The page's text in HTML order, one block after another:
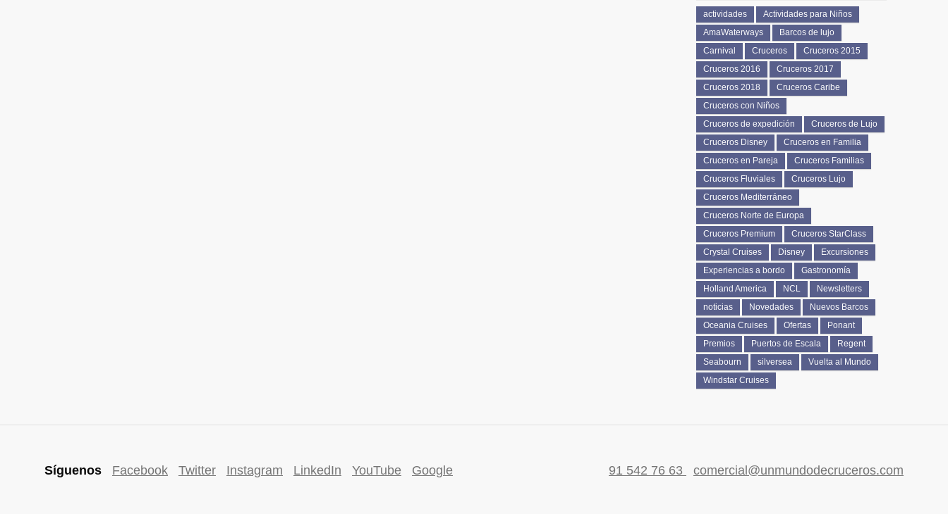
actividades
Actividades para Niños
AmaWaterways
Barcos de lujo
Carnival
Cruceros
Cruceros 2015
Cruceros 2016
Cruceros 2017
Cruceros 2018
Cruceros Caribe
Cruceros con Niños
Cruceros de expedición
Cruceros de Lujo
Cruceros Disney
Cruceros en Familia
Cruceros en Pareja
Cruceros Familias
Cruceros Fluviales
Cruceros Lujo
Cruceros Mediterráneo
Cruceros Norte de Europa
Cruceros Premium
Cruceros StarClass
Crystal Cruises
Disney
Excursiones
Experiencias a bordo
Gastronomía
Holland America
NCL
Newsletters
noticias
Novedades
Nuevos Barcos
Oceania Cruises
Ofertas
Ponant
Premios
Puertos de Escala
Regent
Seabourn
silversea
Vuelta al Mundo
Windstar Cruises
Síguenos Facebook Twitter Instagram LinkedIn YouTube Google 91 542 76 63 comercial@unmundodecruceros.com